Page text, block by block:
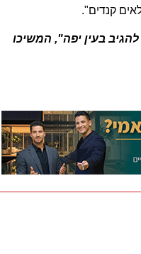
קנדים".‏
בעין יפה", המשיכו